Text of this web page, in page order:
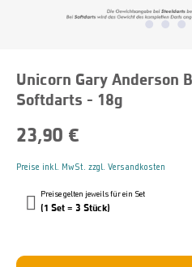
Unicorn Gary Anderson
Softdarts - 18g
23,90 €
Preise inkl. MwSt. zzgl. Versandkosten
Preise gelten jeweils für ein Set
(1 Set = 3 Stück)